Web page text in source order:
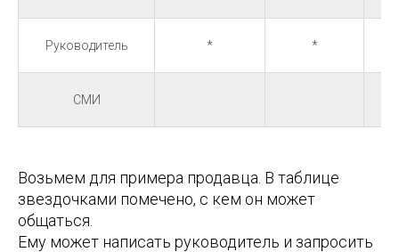
Руководитель * *
СМИ
Возьмем для примера продавца. В таблице
звездочками помечено, с кем он может
общаться.
Ему может написать руководитель и запросить